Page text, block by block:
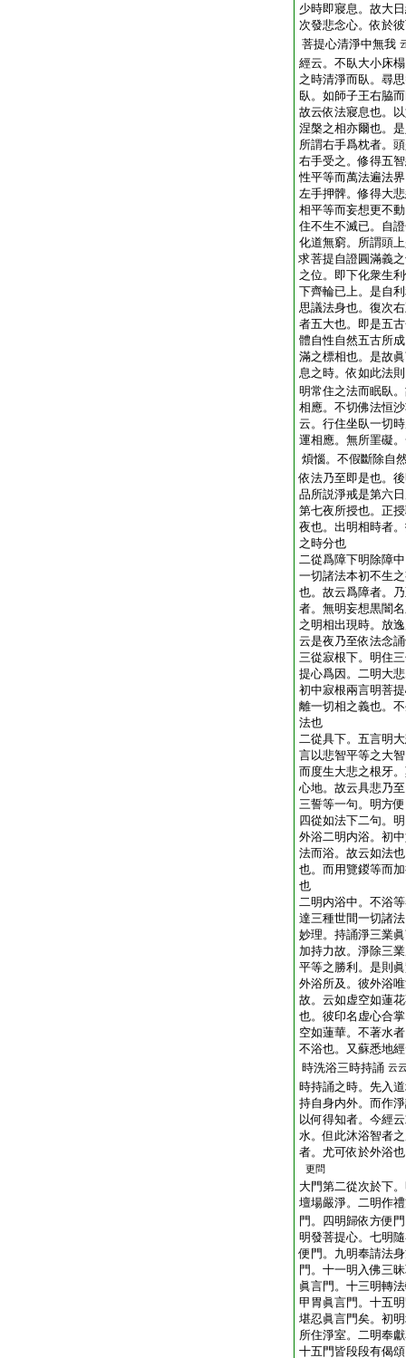
少時即寢息。故大
次發悲念心。依於
菩提心清淨中無我
經云。不臥大小床
之時清淨而臥。尋
臥。如師子王右脇
故云依法寢息也。
涅槃之相亦爾也。
所謂右手爲枕者。
右手受之。修得五
性平等而萬法遍法
左手押髀。修得大
相平等而妄想更不
住不生不滅已。自
化道無窮。所謂頭
求菩提自證圓滿義
之位。即下化衆生
下齊輪已上。是自
思議法身也。復次
者五大也。即是五
體自性自然五古所
滿之標相也。是故
息之時。依如此法
明常住之法而眠臥
相應。不切佛法恒
云。行住坐臥一切
運相應。無所罣礙
煩惱。不假斷除自
依法乃至即是也。
品所説淨戒是第六
第七夜所授也。正
夜也。出明相時者
之時分也
二從爲障下明除障
一切諸法本初不生
也。故云爲障者。
者。無明妄想黒闇
之明相出現時。放
云是夜乃至依法念
三從寂根下。明住
提心爲因。二明大
初中寂根兩言明菩
離一切相之義也。
法也
二從具下。五言明
言以悲智平等之大
而度生大悲之根牙
心地。故云具悲乃
三誓等一句。明方
四從如法下二句。
外浴二明内浴。初
法而浴。故云如法
也。而用覽鍐等而
也
二明内浴中。不浴
達三種世間一切諸
妙理。持誦淨三業
加持力故。淨除三
平等之勝利。是則
外浴所及。彼外浴
故。云如虚空如蓮
也。彼印名虚心合
空如蓮華。不著水
不浴也。又蘇悉地
時洗浴三時持誦 云
時持誦之時。先入
持自身内外。而作
以何得知者。今經
水。但此沐浴智者
者。尤可依於外浴
更問
大門第二從次於下
壇場嚴淨。二明作
門。四明歸依方便
明發菩提心。七明
便門。九明奉請法
門。十一明入佛三
眞言門。十三明轉
甲胃眞言門。十五
堪忍眞言門矣。初
所住淨室。二明奉
十五門皆段段有偈